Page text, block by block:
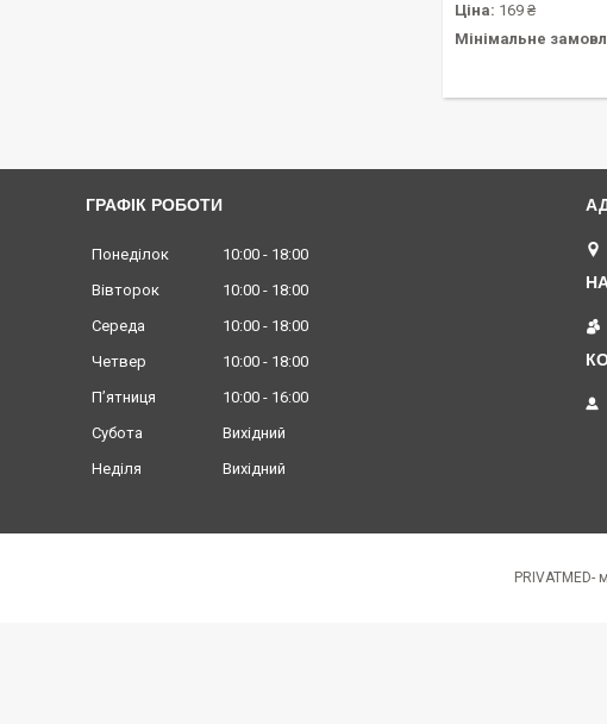
Ціна: 169 ₴
Мінімальне
ГРАФІК РОБОТИ
Понеділок 10:00
18:00
Вівторок
10:00
18:00
Середа
10:00
18:00
Четвер
10:00
18:00
Пʼятниця
10:00
16:00
Субота
Вихідний
Неділя
Вихідний